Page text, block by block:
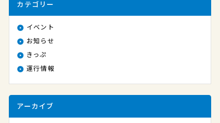
カテゴリー
イベント
お知らせ
きっぷ
運行情報
アーカイブ